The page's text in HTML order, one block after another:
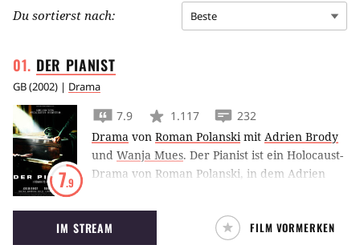
Du sortierst nach: Beste
DER PIANIST
GB(2002) | Drama
7.9
7.9 1.117
232
Drama von Roman Polanskimit Adrien Brody
und Wanja Mues. Der Pianist ist ein Holocaust-
Drama von Roman Polanski, in dem Adrien
verkörpert.
IM STREAM FILM VORMERKEN